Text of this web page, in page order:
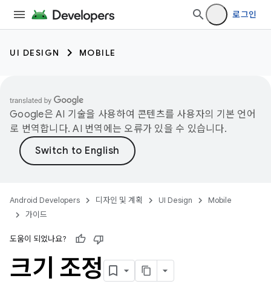
로그인
UI DESIGN MOBILE
Google은 AI 기술을 사용하여 콘텐츠를 사용자의 기본 언어
로 번역합니다. AI 번역에는 오류가 있을 수 있습니다.
Android Developers 디자인 및 계획 UI Design
Mobile
가이드
도움이 되었나요?
크기 조정